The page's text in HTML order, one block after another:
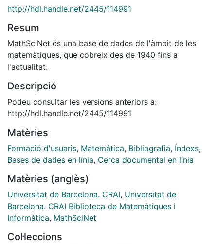
http://hdl.handle.net/2445/114991
Resum
MathSciNet és una base de dades de l'àmbit de les
matemàtiques, que cobreix des de 1940 fins a
l'actualitat.
Descripció
Podeu consultar les versions anteriors a:
http://hdl.handle.net/2445/114991
Matèries
Formació d'usuaris, Matemàtica, Bibliografia, Índexs,
Bases de dades en línia, Cerca documental en línia
Matèries (anglès)
Universitat de Barcelona. CRAI, Universitat de
Barcelona. CRAI Biblioteca de Matemàtiques i
Informàtica, MathSciNet
Col·leccions